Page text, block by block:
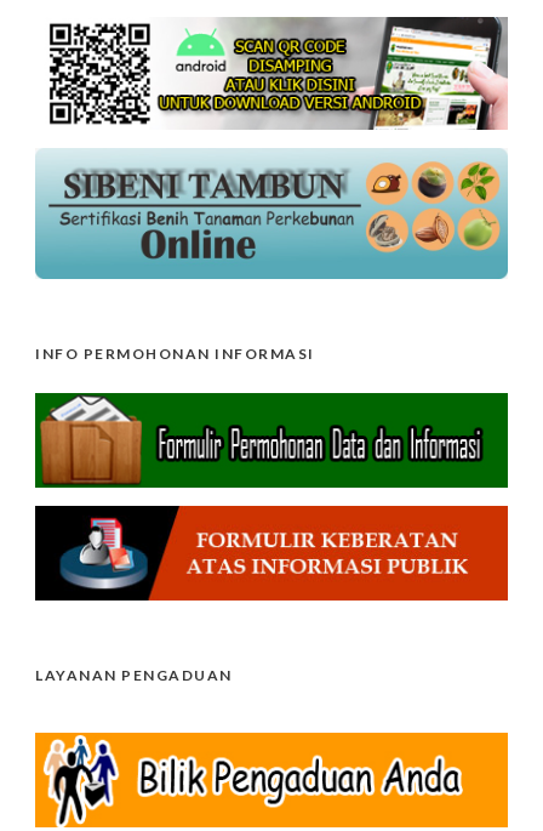
INFO PERMOHONAN INFORMASI
LAYANAN PENGADUAN